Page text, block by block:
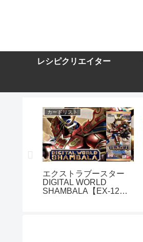
レシピクリエイター
カードリスト
エクストラブースター
DIGITAL WORLD
SHAMBALA【EX-12】